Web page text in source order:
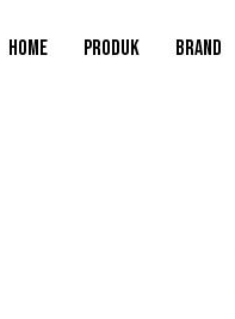
HOME PRODUK BRAND